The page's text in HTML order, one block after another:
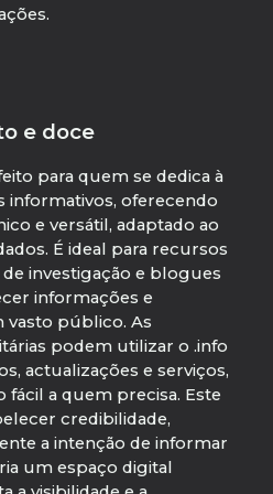
e doce
para quem se dedica à
informativos, oferecendo
e versátil, adaptado ao
É ideal para recursos
investigação e blogues
informações e
vasto público. As
podem utilizar o .info
actualizações e serviços,
fácil a quem precisa. Este
credibilidade,
a intenção de informar
um espaço digital